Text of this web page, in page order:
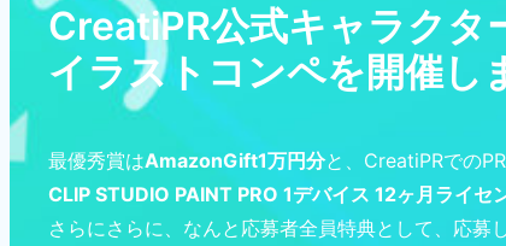
CreatiPR公式キャラクタ
イラストコンペを開催し
最優秀賞はAmazonGift1万円分と、CreatiPRでの
CLIP STUDIO PAINT PRO 1デバイス 12ヶ月ライセ
さらにさらに、なんと応募者全員特典として、応